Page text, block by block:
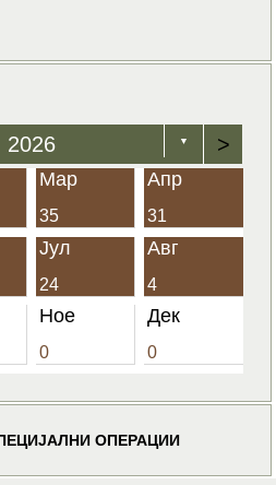
2026 ▼ >
Мар
35
Апр
31
Јул
24
Авг
4
Ное
0
Дек
0
ОПЕРАЦИИ